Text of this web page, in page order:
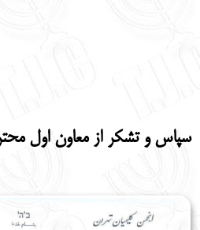
سپاس و تشکر از معاون اول